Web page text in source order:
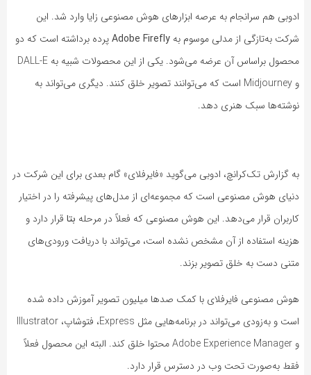
ادوبی هم سرانجام به عرصه ابزارهای هوش مصنوعی زایا وارد شد. این
شرکت به‌تازگی از مدلی موسوم به Adobe Fireflyپرده برداشته است که دو
محصول براساس آن عرضه می‌شود. یکی از این محصولات شبیه به DALL-E
و Midjourney است که می‌توانند تصویر خلق کنند. دیگری می‌تواند به
نوشته‌ها سبک هنری دهد.
به‌ گزارش تک‌کرانچ، ادوبی می‌گوید «فایرفلای» گام بعدی برای این شرکت در
دنیای هوش مصنوعی است که مجموعه‌ای از مدل‌های پیشرفته را در اختیار
کاربران قرار می‌دهد. این هوش مصنوعی که فعلاً در مرحله بتا قرار دارد و
هزینه استفاده از آن مشخص نشده است، می‌تواند با دریافت ورودی‌های
متنی دست به خلق تصویر بزند.
هوش مصنوعی فایرفلای با کمک صدها میلیون تصویر آموزش داده شده
است و به‌زودی می‌تواند در برنامه‌هایی مثل Express، فتوشاپ، Illustrator
و Adobe Experience Manager محتوا خلق کند. البته این محصول فعلاً
فقط به‌صورت تحت وب در دسترس قرار دارد.